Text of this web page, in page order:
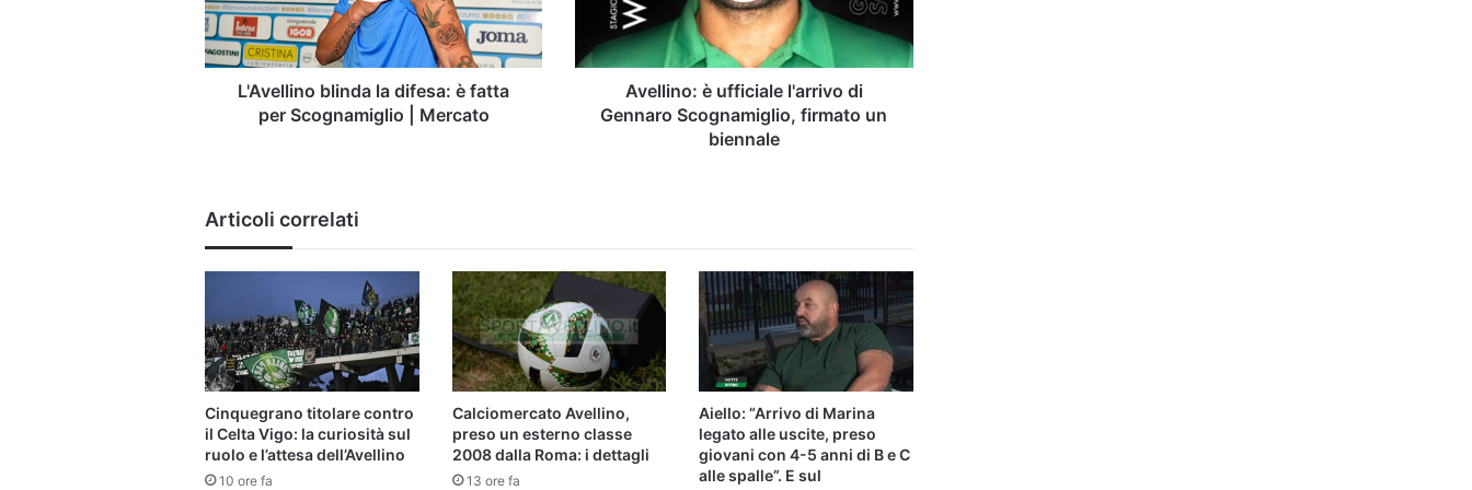
per
Scognamiglio
|
MercatoL'Avellino blinda la difesa: è fatta
per Scognamiglio | Mercato
Scognamiglio,
firmato
un
biennaleAvellino: è ufficiale l'arrivo di
Gennaro Scognamiglio, firmato un
biennale
Articoli correlati
Cinquegrano titolare contro
il Celta Vigo: la curiosità sul
ruolo e l’attesa dell’Avellino
10 ore fa
Calciomercato Avellino,
preso un esterno classe
2008 dalla Roma: i dettagli
13 ore fa
Aiello: “Arrivo di Marina
legato alle uscite, preso
giovani con 4-5 anni di B e C
alle spalle”. E sul